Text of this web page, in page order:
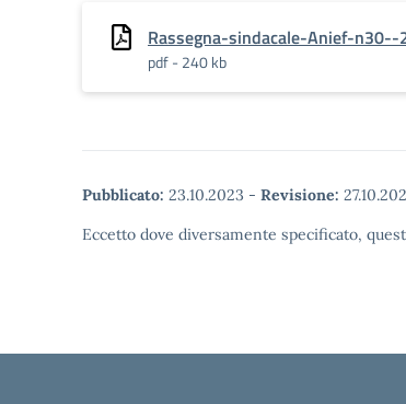
Rassegna-sindacale-Anief-n30--
pdf - 240 kb
Pubblicato: 23.10.2023 - Revisione:
Eccetto dove diversamente specificato,